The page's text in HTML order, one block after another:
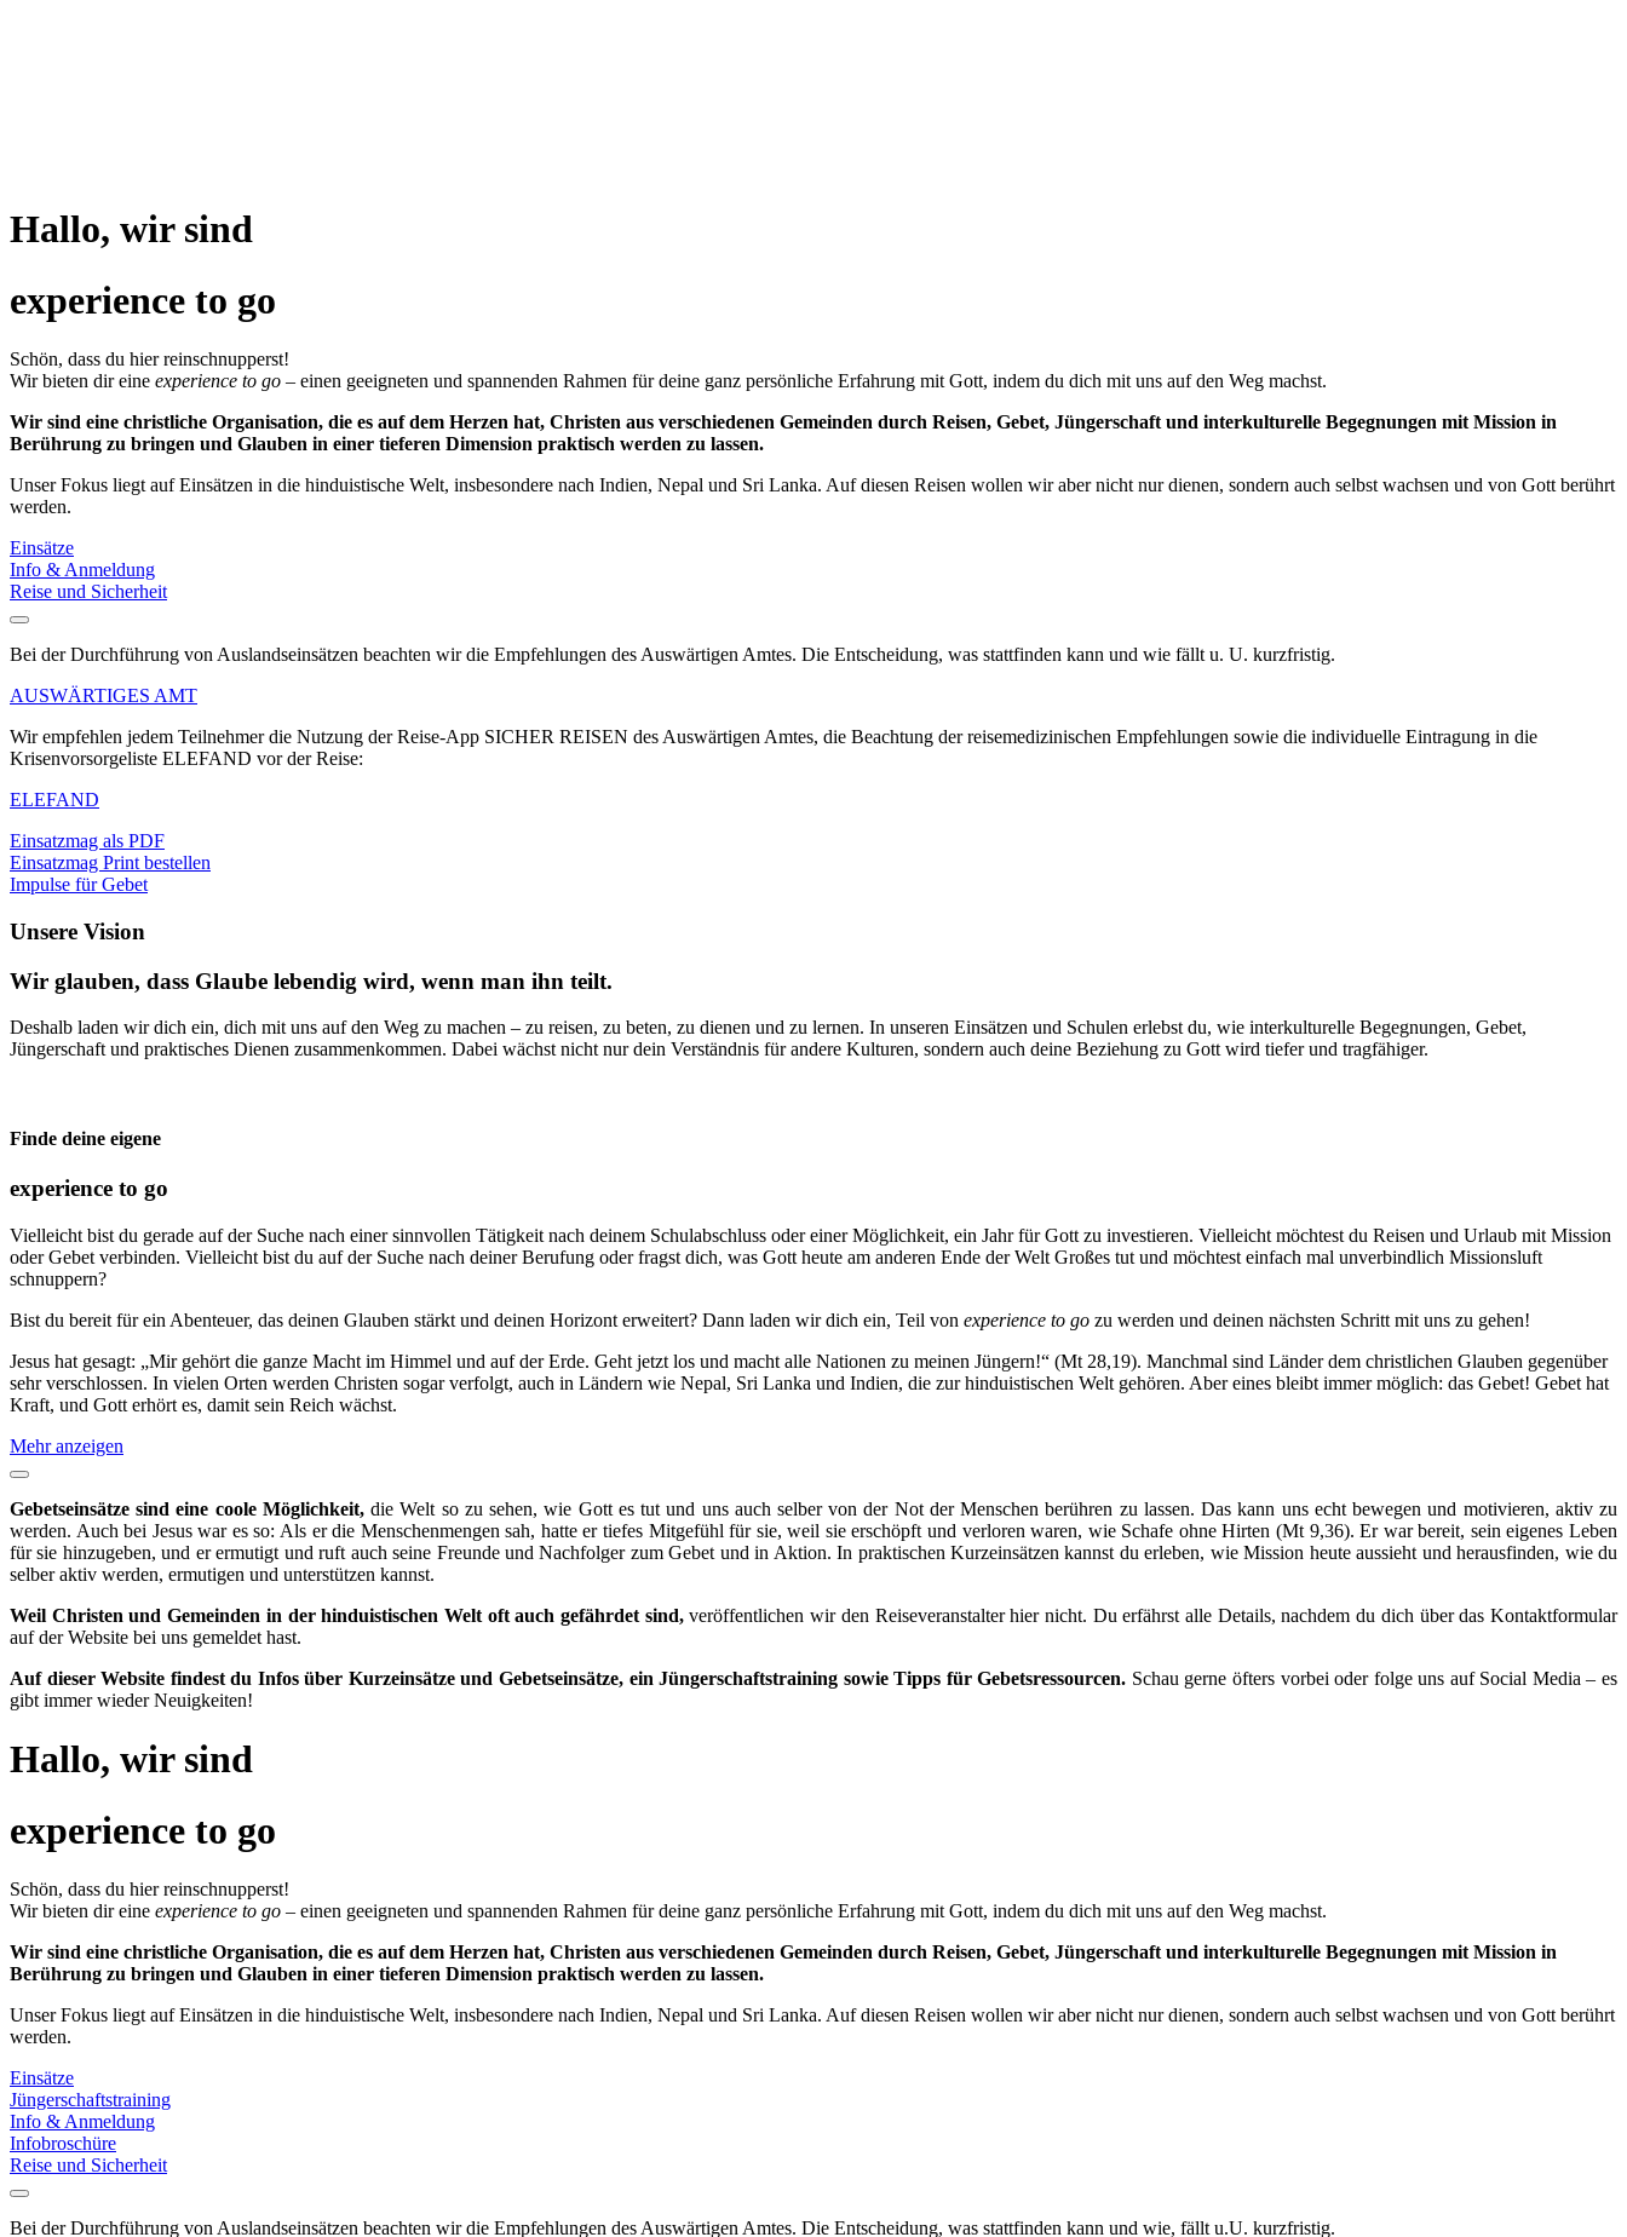
Hallo, wir sind
experience to go
Schön, dass du hier reinschnupperst!
Wir bieten dir eine experience to go – einen geeigneten und spannenden Rahmen für deine ganz persönliche Erfahrung mit Gott, indem du dich mit uns auf den Weg machst.
Wir sind eine christliche Organisation, die es auf dem Herzen hat, Christen aus verschiedenen Gemeinden durch Reisen, Gebet, Jüngerschaft und interkulturelle Begegnungen mit Mission in
Berührung zu bringen und Glauben in einer tieferen Dimension praktisch werden zu lassen.
Unser Fokus liegt auf Einsätzen in die hinduistische Welt, insbesondere nach Indien, Nepal und Sri Lanka. Auf diesen Reisen wollen wir aber nicht nur dienen, sondern auch selbst wachsen und von Gott berührt
werden.
Einsätze
Info & Anmeldung
Reise und Sicherheit
Bei der Durchführung von Auslandseinsätzen beachten wir die Empfehlungen des Auswärtigen Amtes. Die Entscheidung, was stattfinden kann und wie fällt u. U. kurzfristig.
AUSWÄRTIGES AMT
Wir empfehlen jedem Teilnehmer die Nutzung der Reise-App SICHER REISEN des Auswärtigen Amtes, die Beachtung der reisemedizinischen Empfehlungen sowie die individuelle Eintragung in die
Krisenvorsorgeliste ELEFAND vor der Reise:
ELEFAND
Einsatzmag als PDF
Einsatzmag Print bestellen
Impulse für Gebet
Unsere Vision
Wir glauben, dass Glaube lebendig wird, wenn man ihn teilt.
Deshalb laden wir dich ein, dich mit uns auf den Weg zu machen – zu reisen, zu beten, zu dienen und zu lernen. In unseren Einsätzen und Schulen erlebst du, wie interkulturelle Begegnungen, Gebet,
Jüngerschaft und praktisches Dienen zusammenkommen. Dabei wächst nicht nur dein Verständnis für andere Kulturen, sondern auch deine Beziehung zu Gott wird tiefer und tragfähiger.
Finde deine eigene
experience to go
Vielleicht bist du gerade auf der Suche nach einer sinnvollen Tätigkeit nach deinem Schulabschluss oder einer Möglichkeit, ein Jahr für Gott zu investieren. Vielleicht möchtest du Reisen und Urlaub mit Mission
oder Gebet verbinden. Vielleicht bist du auf der Suche nach deiner Berufung oder fragst dich, was Gott heute am anderen Ende der Welt Großes tut und möchtest einfach mal unverbindlich Missionsluft
schnuppern?
Bist du bereit für ein Abenteuer, das deinen Glauben stärkt und deinen Horizont erweitert? Dann laden wir dich ein, Teil von experience to go zu werden und deinen nächsten Schritt mit uns zu gehen!
Jesus hat gesagt: „Mir gehört die ganze Macht im Himmel und auf der Erde. Geht jetzt los und macht alle Nationen zu meinen Jüngern!“ (Mt 28,19). Manchmal sind Länder dem christlichen Glauben gegenüber
sehr verschlossen. In vielen Orten werden Christen sogar verfolgt, auch in Ländern wie Nepal, Sri Lanka und Indien, die zur hinduistischen Welt gehören. Aber eines bleibt immer möglich: das Gebet! Gebet hat
Kraft, und Gott erhört es, damit sein Reich wächst.
Mehr anzeigen
Gebetseinsätze sind eine coole Möglichkeit,die Welt so zu sehen, wie Gott es tut und uns auch selber von der Not der Menschen berühren zu lassen. Das kann uns echt bewegen und motivieren, aktiv zu
werden. Auch bei Jesus war es so: Als er die Menschenmengen sah, hatte er tiefes Mitgefühl für sie, weil sie erschöpft und verloren waren, wie Schafe ohne Hirten (Mt 9,36). Er war bereit, sein eigenes Leben
für sie hinzugeben, und er ermutigt und ruft auch seine Freunde und Nachfolger zum Gebet und in Aktion. In praktischen Kurzeinsätzen kannst du erleben, wie Mission heute aussieht und herausfinden, wie du
selber aktiv werden, ermutigen und unterstützen kannst.
Weil Christen und Gemeinden in der hinduistischen Welt oft auch gefährdet sind,veröffentlichen wir den Reiseveranstalter hier nicht. Du erfährst alle Details, nachdem du dich über das Kontaktformular
auf der Website bei uns gemeldet hast.
Auf dieser Website findest du Infos über Kurzeinsätze und Gebetseinsätze, ein Jüngerschaftstraining sowie Tipps für Gebetsressourcen. Schau gerne öfters vorbei oder folge uns auf Social Media – es
gibt immer wieder Neuigkeiten!
Hallo, wir sind
experience to go
Schön, dass du hier reinschnupperst!
Wir bieten dir eine experience to go – einen geeigneten und spannenden Rahmen für deine ganz persönliche Erfahrung mit Gott, indem du dich mit uns auf den Weg machst.
Wir sind eine christliche Organisation, die es auf dem Herzen hat, Christen aus verschiedenen Gemeinden durch Reisen, Gebet, Jüngerschaft und interkulturelle Begegnungen mit Mission in
Berührung zu bringen und Glauben in einer tieferen Dimension praktisch werden zu lassen.
Unser Fokus liegt auf Einsätzen in die hinduistische Welt, insbesondere nach Indien, Nepal und Sri Lanka. Auf diesen Reisen wollen wir aber nicht nur dienen, sondern auch selbst wachsen und von Gott berührt
werden.
Einsätze
Jüngerschaftstraining
Info & Anmeldung
Infobroschüre
Reise und Sicherheit
Bei der Durchführung von Auslandseinsätzen beachten wir die Empfehlungen des Auswärtigen Amtes. Die Entscheidung, was stattfinden kann und wie, fällt u.U. kurzfristig.